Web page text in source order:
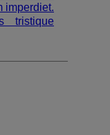
imperdiet.
tristique